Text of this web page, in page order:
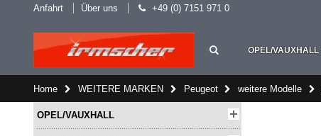
Anfahrt Über uns +49 (0) 7151 971 0
OPEL/VAUXHALL
Home WEITERE MARKEN Peugeot weitere Modelle
OPEL/VAUXHALL